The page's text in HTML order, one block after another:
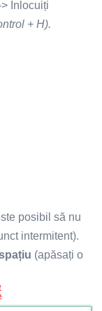
Înlocuiți
+ H).
posibil să nu
intermitent).
(apăsați o